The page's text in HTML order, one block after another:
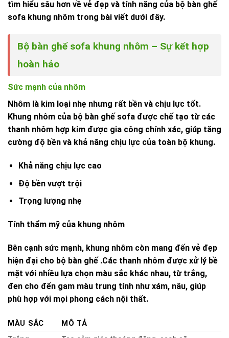
tìm hiểu sâu hơn về vẻ đẹp và tính năng của bộ bàn ghế
sofa khung nhôm trong bài viết dưới đây.
Bộ bàn ghế sofa khung nhôm – Sự kết hợp
hoàn hảo
Sức mạnh của nhôm
Nhôm là kim loại nhẹ nhưng rất bền và chịu lực tốt.
Khung nhôm của bộ bàn ghế sofa được chế tạo từ các
thanh nhôm hợp kim được gia công chính xác, giúp tăng
cường độ bền và khả năng chịu lực của toàn bộ khung.
Khả năng chịu lực cao
Độ bền vượt trội
Trọng lượng nhẹ
Tính thẩm mỹ của khung nhôm
Bên cạnh sức mạnh, khung nhôm còn mang đến vẻ đẹp
hiện đại cho bộ bàn ghế .Các thanh nhôm được xử lý bề
mặt với nhiều lựa chọn màu sắc khác nhau, từ trắng,
đen cho đến gam màu trung tính như xám, nâu, giúp
phù hợp với mọi phong cách nội thất.
MÀU SẮC
MÔ TẢ